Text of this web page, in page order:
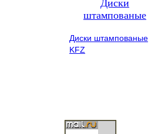
Диски
штампованые
Диски штампованые
KFZ